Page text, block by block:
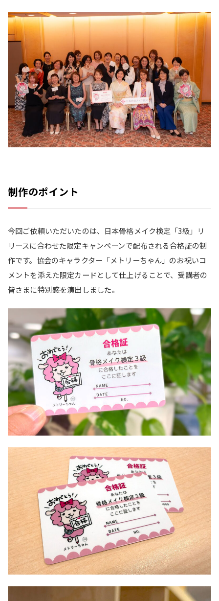
制作のポイント
今回ご依頼いただいたのは、日本骨格メイク検定「3級」リ
リースに合わせた限定キャンペーンで配布される合格証の制
作です。協会のキャラクター「メトリーちゃん」のお祝いコ
メントを添えた限定カードとして仕上げることで、受講者の
皆さまに特別感を演出しました。